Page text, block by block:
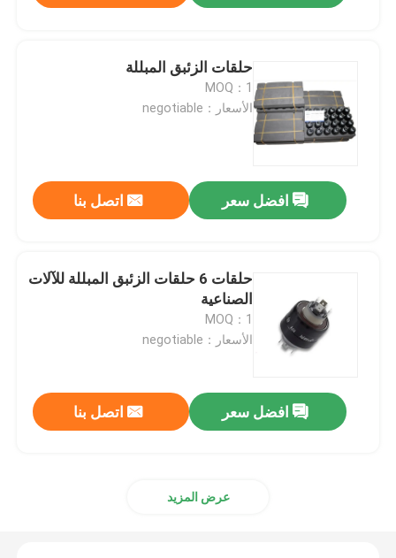
حلقات الزئبق المبللة
MOQ：1
الأسعار：negotiable
افضل سعر اتصل بنا
حلقات 6 حلقات الزئبق المبللة للآلات
الصناعية
MOQ：1
الأسعار：negotiable
افضل سعر اتصل بنا
عرض المزيد